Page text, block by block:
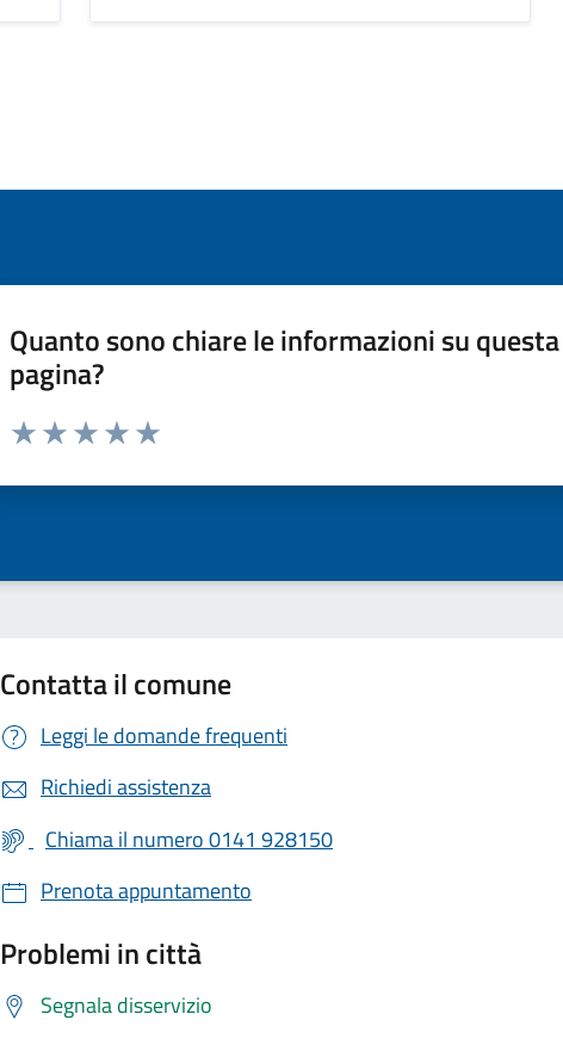
Quanto sono chiare le informazioni su questa
pagina?
Valuta da 1 a 5 stelle la pagina
Contatta il comune
Leggi le domande frequenti
Richiedi assistenza
Chiama il numero 0141 928150
Prenota appuntamento
Problemi in città
Segnala disservizio